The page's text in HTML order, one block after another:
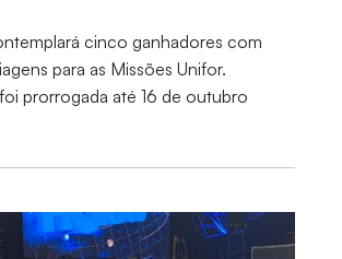
cinco ganhadores com
para as Missões Unifor.
prorrogada até 16 de outubro